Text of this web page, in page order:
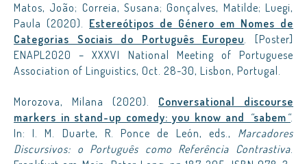
Matos, João; Correia, Susana; Gonçalves, Matilde; Luegi,
Paula (2020). Estereótipos de Género em Nomes de
Categorias Sociais do Português Europeu. [Poster]
ENAPL2020 – XXXVI National Meeting of Portuguese
Association of Linguistics, Oct. 28-30, Lisbon, Portugal.
Morozova, Milana (2020). Conversational discourse
markers in stand-up comedy: you know and “sabem “.
In: I. M. Duarte, R. Ponce de León, eds., Marcadores
Discursivos: o Português como Referência Contrastiva.